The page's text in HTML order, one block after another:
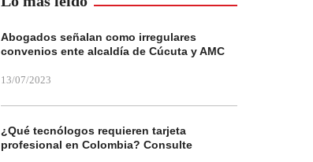
Abogados señalan como irregulares
convenios ente alcaldía de Cúcuta y AMC
13/07/2023
¿Qué tecnólogos requieren tarjeta
profesional en Colombia? Consulte